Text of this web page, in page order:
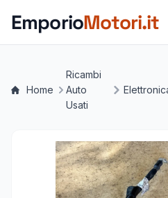
EmporioMotori.it
Home
Ricambi
Auto
Usati